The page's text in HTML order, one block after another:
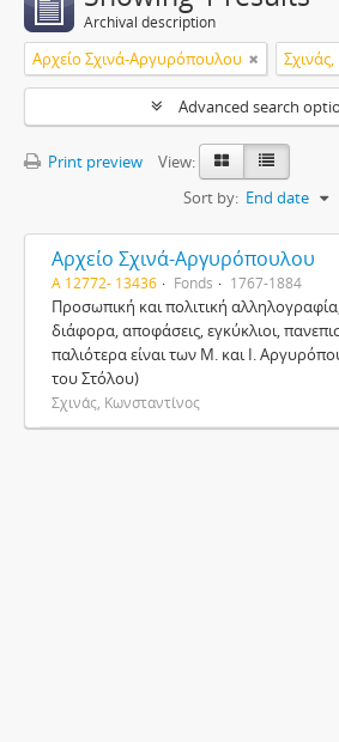
Archival description
Αρχείο Σχινά-Αργυρόπουλου
Advanced search
Print preview
View:
Sort by: End date
Αρχείο Σχινά-Αργυρόπουλου
Α 12772- 13436 Fonds 1767-1884
Προσωπική και πολιτική
διάφορα, αποφάσεις, εγκύκλιοι,
παλιότερα είναι των Μ. και Ι.
του Στόλου)
Σχινάς, Κωνσταντίνος